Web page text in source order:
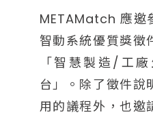
METAMatch 應邀
智動系統優質獎徵
「智慧製造/工
台」。除了徵件說
用的議程外，也邀